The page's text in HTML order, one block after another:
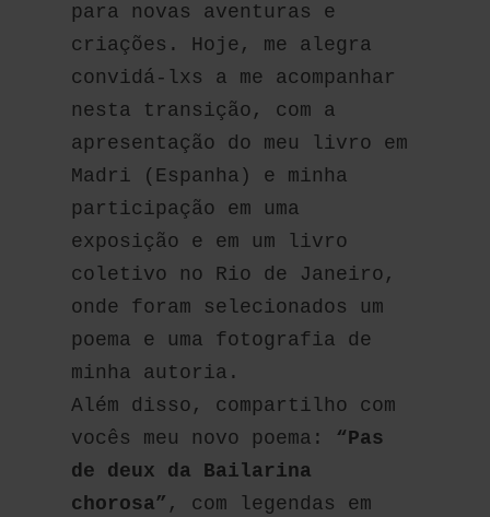
para novas aventuras e
criações. Hoje, me alegra
convidá-lxs a me acompanhar
nesta transição, com a
apresentação do meu livro em
Madri (Espanha) e minha
participação em uma
exposição e em um livro
coletivo no Rio de Janeiro,
onde foram selecionados um
poema e uma fotografia de
minha autoria.
Além disso, compartilho com
vocês meu novo poema: “Pas
de deux da Bailarina
chorosa” , com legendas em